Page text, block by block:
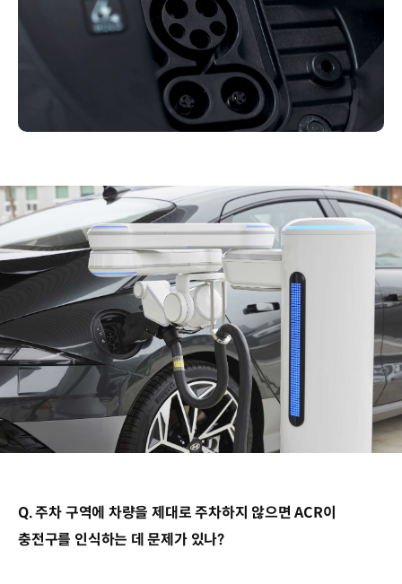
Q. 주차 구역에 차량을 제대로 주차하지 않으면 ACR이
충전구를 인식하는 데 문제가 있나?